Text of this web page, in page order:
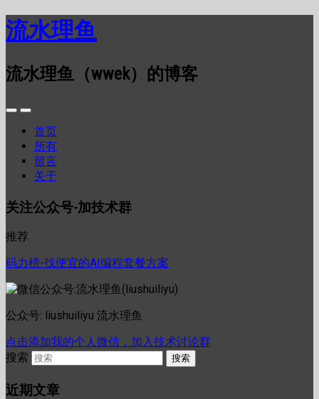
流水理鱼
流水理鱼（wwek）的博客
首页
所有
留言
关于
关注公众号-加技术群
推荐
码力榜-找便宜的AI编程套餐方案
公众号: liushuiliyu 流水理鱼
点击添加我的个人微信，加入技术讨论群
搜索
近期文章